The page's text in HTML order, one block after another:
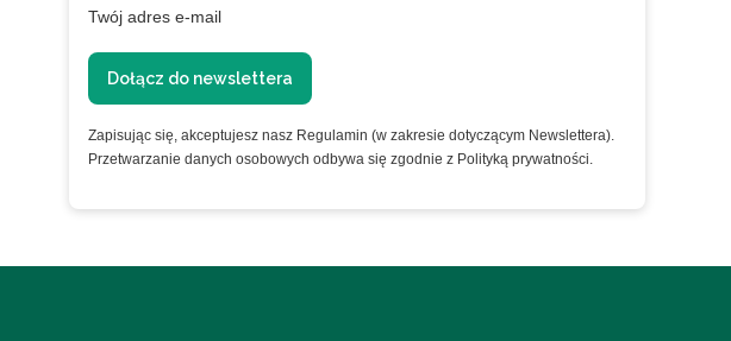
Twój adres e-mail
Dołącz do newslettera
Zapisując się, akceptujesz nasz Regulamin (w zakresie dotyczącym Newslettera).
Przetwarzanie danych osobowych odbywa się zgodnie z Polityką prywatności.